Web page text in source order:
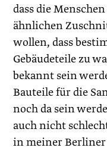
dass die
ähnlichen
wollen, dass
Gebäudeteile zu
bekannt sein
Bauteile für die
noch da sein
auch nicht
in meiner